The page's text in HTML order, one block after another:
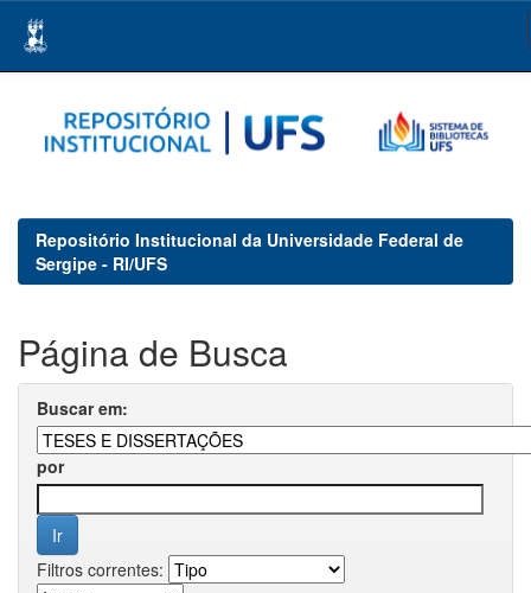
navigation
Repositório Institucional da Universidade Federal de
Sergipe - RI/UFS
Página de Busca
Buscar em:
por
Filtros correntes: